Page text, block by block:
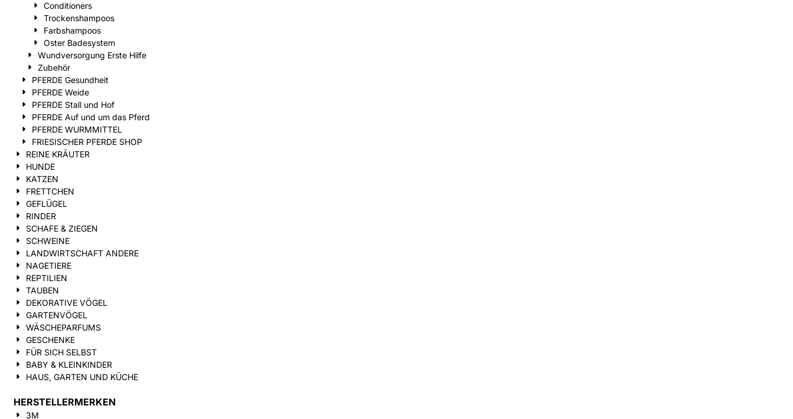
Conditioners
Trockenshampoos
Farbshampoos
Oster Badesystem
Wundversorgung Erste Hilfe
Zubehör
PFERDE Gesundheit
PFERDE Weide
PFERDE Stall und Hof
PFERDE Auf und um das Pferd
PFERDE WURMMITTEL
FRIESISCHER PFERDE SHOP
REINE KRÄUTER
HUNDE
KATZEN
FRETTCHEN
GEFLÜGEL
RINDER
SCHAFE & ZIEGEN
SCHWEINE
LANDWIRTSCHAFT ANDERE
NAGETIERE
REPTILIEN
TAUBEN
DEKORATIVE VÖGEL
GARTENVÖGEL
WÄSCHEPARFUMS
GESCHENKE
FÜR SICH SELBST
BABY & KLEINKINDER
HAUS, GARTEN UND KÜCHE
HERSTELLERMERKEN
3M